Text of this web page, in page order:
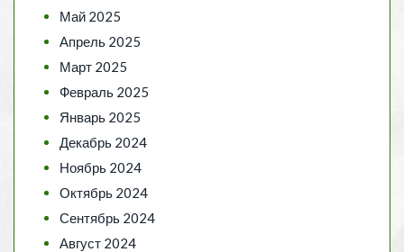
Май 2025
Апрель 2025
Март 2025
Февраль 2025
Январь 2025
Декабрь 2024
Ноябрь 2024
Октябрь 2024
Сентябрь 2024
Август 2024